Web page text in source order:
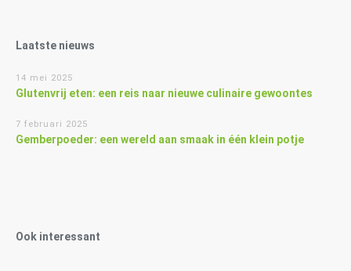
Laatste nieuws
14 mei 2025
Glutenvrij eten: een reis naar nieuwe culinaire gewoontes
7 februari 2025
Gemberpoeder: een wereld aan smaak in één klein potje
Ook interessant